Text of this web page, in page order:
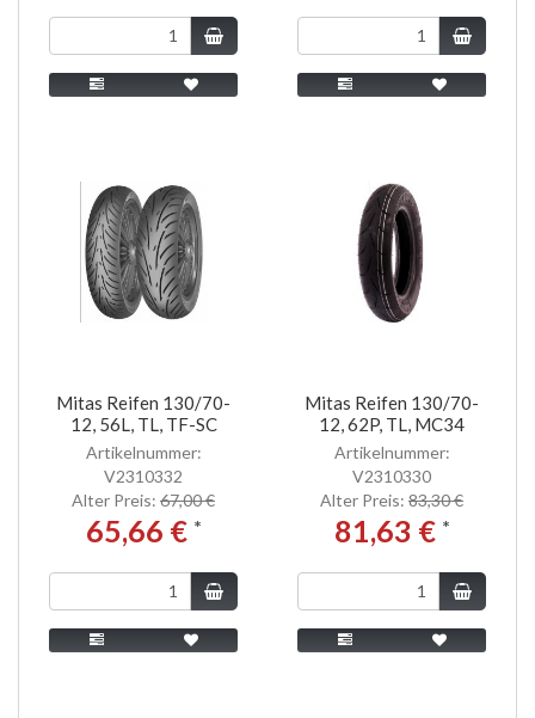
Mitas Reifen 130/70-
12, 56L, TL, TF-SC
Artikelnummer:
V2310332
Alter Preis: 67,00 €
65,66 € *
Mitas Reifen 130/70-
12, 62P, TL, MC34
Artikelnummer:
V2310330
Alter Preis: 83,30 €
81,63 € *